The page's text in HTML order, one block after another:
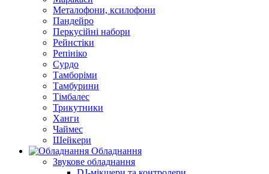
Металофони, ксилофони
Пандейро
Перкусійні набори
Рейнстіки
Репініко
Сурдо
Тамборіми
Тамбурини
Тімбалес
Трикутники
Ханги
Чаймес
Шейкери
Обладнання
Звукове обладнання